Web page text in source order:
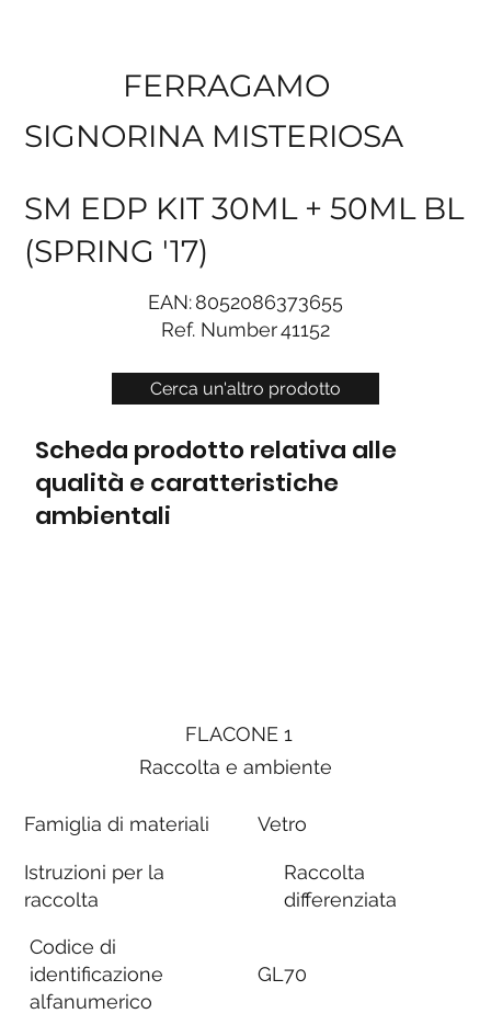
Cerca un'altro prodotto
FERRAGAMO
SIGNORINA MISTERIOSA
SM EDP KIT 30ML + 50ML BL
(SPRING '17)
EAN:8052086373655
Ref. Number41152
Scheda prodotto relativa alle
qualità e caratteristiche
ambientali
FLACONE 1
Raccolta e ambiente
Famiglia di materiali
Istruzioni per la
raccolta
Codice di
identificazione
alfanumerico
Vetro
Raccolta
differenziata
GL70